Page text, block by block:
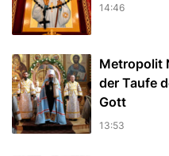
14:46
Metropolit
der Taufe
Gott
13:53